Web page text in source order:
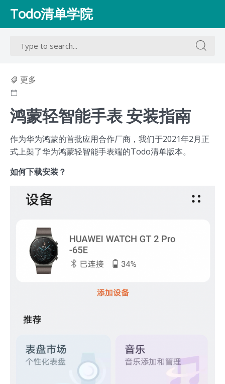
content
Todo清单学院
Search
Search
for:
更多
鸿蒙轻智能手表 安装指南
作为华为鸿蒙的首批应用合作厂商，我们于2021年2月正
式上架了华为鸿蒙轻智能手表端的Todo清单版本。
如何下载安装？